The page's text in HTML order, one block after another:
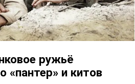
ружьё
«пантер» и китов